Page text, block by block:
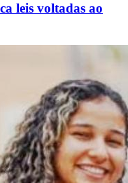
leis voltadas ao